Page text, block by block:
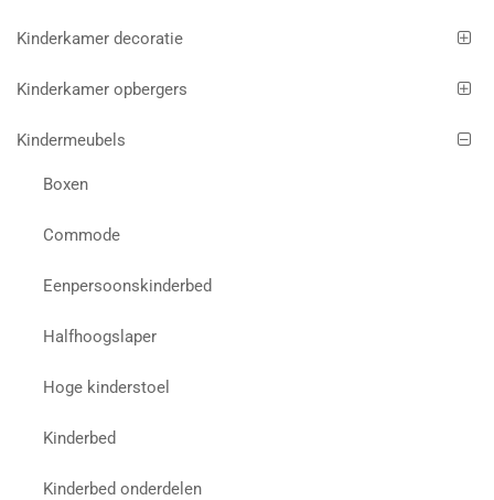
Kinderkamer decoratie
Kinderkamer opbergers
Kindermeubels
Boxen
Commode
Eenpersoonskinderbed
Halfhoogslaper
Hoge kinderstoel
Kinderbed
Kinderbed onderdelen